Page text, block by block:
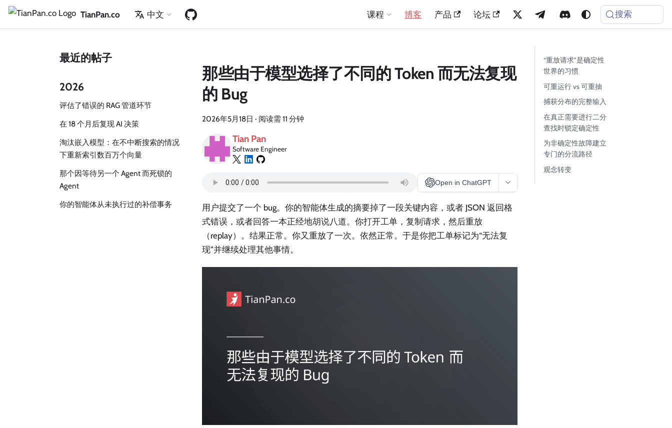
TianPan.co 中文 课程 博客 产品 论坛 搜索
最近的帖子
2026
评估了错误的 RAG 管道环节
在 18 个月后复现 AI 决策
淘汰嵌入模型：在不中断搜索的情况
下重新索引数百万个向量
那个因等待另一个 Agent 而死锁的
Agent
你的智能体从未执行过的补偿事务
那些由于模型选择了不同的 Token 而无法复现
的 Bug
2026年5月18日 · 阅读需 11 分钟
Tian Pan
Software Engineer
Open in ChatGPT
用户提交了一个 bug。你的智能体生成的摘要掉了一段关键内容，或者 JSON 返回格
式错误，或者回答一本正经地胡说八道。你打开工单，复制请求，然后重放
（replay）。结果正常。你又重放了一次。依然正常。于是你把工单标记为“无法复
现”并继续处理其他事情。
“重放请求”是确定性
世界的习惯
可重运行 vs 可重抽
捕获分布的完整输入
在真正需要进行二分
查找时锁定确定性
为非确定性故障建立
专门的分流路径
观念转变